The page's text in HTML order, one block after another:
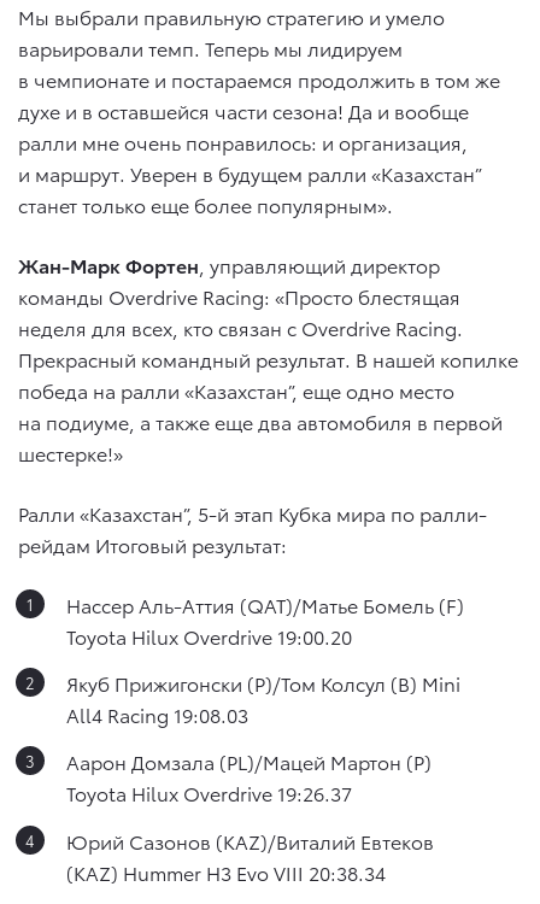
Мы выбрали правильную стратегию и умело
варьировали темп. Теперь мы лидируем
в чемпионате и постараемся продолжить в том же
духе и в оставшейся части сезона! Да и вообще
ралли мне очень понравилось: и организация,
и маршрут. Уверен в будущем ралли «Казахстан”
станет только еще более популярным».
Жан-Марк Фортен , управляющий директор
команды Overdrive Racing: «Просто блестящая
неделя для всех, кто связан с Overdrive Racing.
Прекрасный командный результат. В нашей копилке
победа на ралли «Казахстан”, еще одно место
на подиуме, а также еще два автомобиля в первой
шестерке!»
Ралли «Казахстан”, 5-й этап Кубка мира по ралли-
рейдам Итоговый результат:
Нассер Аль-Аттия (QAT)/Матье Бомель (F)
Toyota Hilux Overdrive 19:00.20
Якуб Прижигонски (P)/Том Колсул (B) Mini
All4 Racing 19:08.03
Аарон Домзала (PL)/Мацей Мартон (P)
Toyota Hilux Overdrive 19:26.37
Юрий Сазонов (KAZ)/Виталий Евтеков
(KAZ) Hummer H3 Evo VIII 20:38.34